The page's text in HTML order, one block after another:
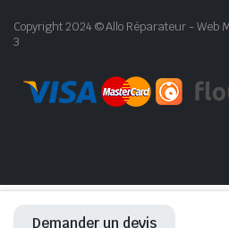
Demander un devis
Copyright 2024 © Allo Réparateur - Web
3